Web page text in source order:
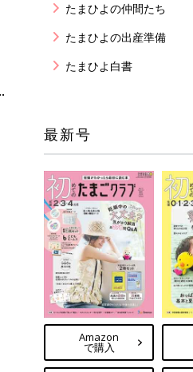
たまひよの仲間たち
たまひよの出産準備
たまひよ白書
最新号
Amazon
で購入